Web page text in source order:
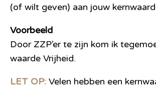
(of wilt geven) aan jouw
Voorbeeld
Door ZZP’er te zijn kom ik
waarde Vrijheid.
LET OP: Velen hebben een